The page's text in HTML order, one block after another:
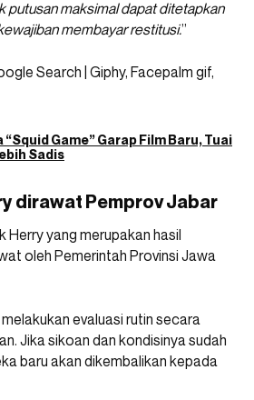
putusan maksimal dapat ditetapkan
membayar restitusi.”
Game” Garap Film Baru, Tuai
Sadis
dirawat Pemprov Jabar
Herry yang merupakan hasil
oleh Pemerintah Provinsi Jawa
evaluasi rutin secara
Jika sikoan dan kondisinya sudah
baru akan dikembalikan kepada